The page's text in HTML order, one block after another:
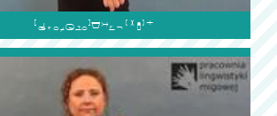
